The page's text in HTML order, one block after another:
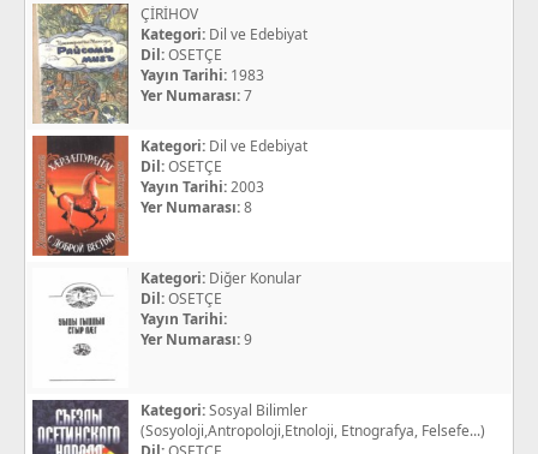
ÇİRİHOV
Kategori: Dil ve Edebiyat
Dil:OSETÇE
Yayın Tarihi: 1983
Yer Numarası:7
Kategori: Dil ve Edebiyat
Dil:OSETÇE
Yayın Tarihi:2003
Yer Numarası:8
Kategori: Diğer Konular
Dil:OSETÇE
Yayın Tarihi:
Yer Numarası:9
Kategori:Sosyal Bilimler
(Sosyoloji,Antropoloji,Etnoloji, Etnografya, Felsefe...)